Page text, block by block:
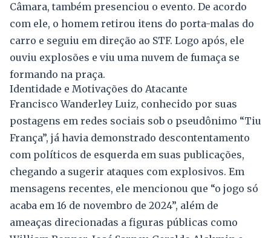
Câmara, também presenciou o evento. De acordo
com ele, o homem retirou itens do porta-malas do
carro e seguiu em direção ao STF. Logo após, ele
ouviu explosões e viu uma nuvem de fumaça se
formando na praça.
Identidade e Motivações do Atacante
Francisco Wanderley Luiz, conhecido por suas
postagens em redes sociais sob o pseudônimo “Tiu
França”, já havia demonstrado descontentamento
com políticos de esquerda em suas publicações,
chegando a sugerir ataques com explosivos. Em
mensagens recentes, ele mencionou que “o jogo só
acaba em 16 de novembro de 2024”, além de
ameaças direcionadas a figuras públicas como